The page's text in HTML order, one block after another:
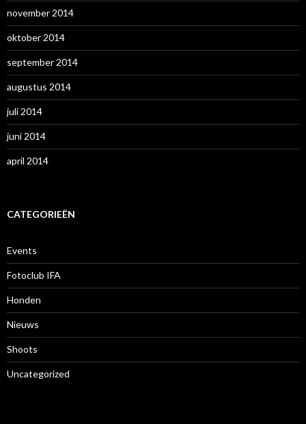
november 2014
oktober 2014
september 2014
augustus 2014
juli 2014
juni 2014
april 2014
CATEGORIEËN
Events
Fotoclub IFA
Honden
Nieuws
Shoots
Uncategorized